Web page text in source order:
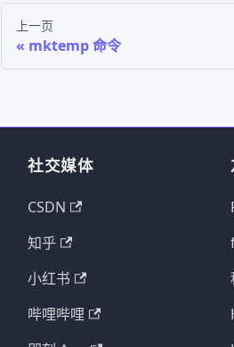
上一页
mktemp 命令
社交媒体
CSDN
知乎
小红书
哔哩哔哩